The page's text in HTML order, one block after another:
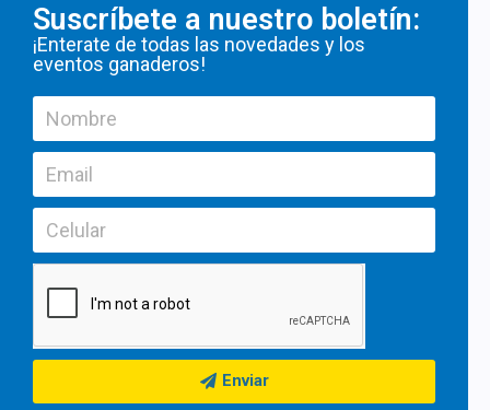
Suscríbete a nuestro boletín:
¡Enterate de todas las novedades y los
eventos ganaderos!
Enviar